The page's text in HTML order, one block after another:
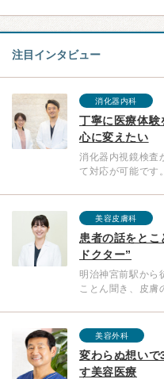
注目インタビュー
消化器内科
丁寧に医療体験
心に変えたい
消化器内視鏡検査
て対応が可能です
美容皮膚科
患者の話をと
ドクター”
明治神宮前駅から
ことん聞き、皮膚
美容外科
変わらぬ想い
す美容医療